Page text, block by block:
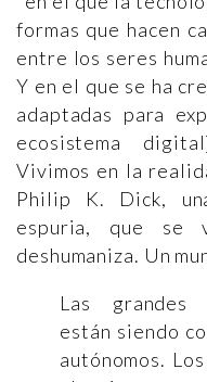
formas que hacen
entre los seres
Y en el que se ha
adaptadas para
ecosistema
Vivimos en la
Philip K. Dick,
espuria, que se
deshumaniza. Un
Las grandes
están siendo
autónomos.